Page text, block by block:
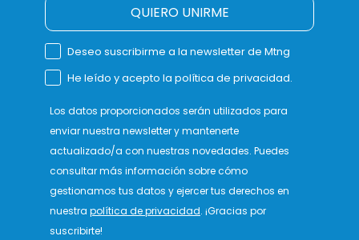
QUIERO UNIRME
Deseo suscribirme a la newsletter de Mtng
He leído y acepto la política de privacidad.
Los datos proporcionados serán utilizados para
enviar nuestra newsletter y mantenerte
actualizado/a con nuestras novedades. Puedes
consultar más información sobre cómo
gestionamos tus datos y ejercer tus derechos en
nuestra política de privacidad. ¡Gracias por
suscribirte!